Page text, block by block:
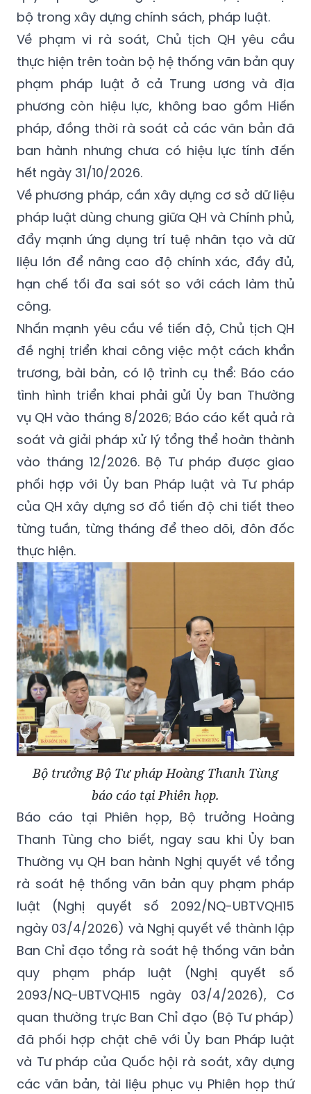
bộ trong xây dựng chính sách, pháp luật.
Về phạm vi rà soát, Chủ tịch QH yêu cầu
thực hiện trên toàn bộ hệ thống văn bản quy
phạm pháp luật ở cả Trung ương và địa
phương còn hiệu lực, không bao gồm Hiến
pháp, đồng thời rà soát cả các văn bản đã
ban hành nhưng chưa có hiệu lực tính đến
hết ngày 31/10/2026.
Về phương pháp, cần xây dựng cơ sở dữ liệu
pháp luật dùng chung giữa QH và Chính phủ,
đẩy mạnh ứng dụng trí tuệ nhân tạo và dữ
liệu lớn để nâng cao độ chính xác, đầy đủ,
hạn chế tối đa sai sót so với cách làm thủ
công.
Nhấn mạnh yêu cầu về tiến độ, Chủ tịch QH
đề nghị triển khai công việc một cách khẩn
trương, bài bản, có lộ trình cụ thể: Báo cáo
tình hình triển khai phải gửi Ủy ban Thường
vụ QH vào tháng 8/2026; Báo cáo kết quả rà
soát và giải pháp xử lý tổng thể hoàn thành
vào tháng 12/2026. Bộ Tư pháp được giao
phối hợp với Ủy ban Pháp luật và Tư pháp
của QH xây dựng sơ đồ tiến độ chi tiết theo
từng tuần, từng tháng để theo dõi, đôn đốc
thực hiện.
Bộ trưởng Bộ Tư pháp Hoàng Thanh Tùng
báo cáo tại Phiên họp.
Báo cáo tại Phiên họp, Bộ trưởng Hoàng
Thanh Tùng cho biết, ngay sau khi Ủy ban
Thường vụ QH ban hành Nghị quyết về tổng
rà soát hệ thống văn bản quy phạm pháp
luật (Nghị quyết số 2092/NQ-UBTVQH15
ngày 03/4/2026) và Nghị quyết về thành lập
Ban Chỉ đạo tổng rà soát hệ thống văn bản
quy phạm pháp luật (Nghị quyết số
2093/NQ-UBTVQH15 ngày 03/4/2026), Cơ
quan thường trực Ban Chỉ đạo (Bộ Tư pháp)
đã phối hợp chặt chẽ với Ủy ban Pháp luật
và Tư pháp của Quốc hội rà soát, xây dựng
các văn bản, tài liệu phục vụ Phiên họp thứ